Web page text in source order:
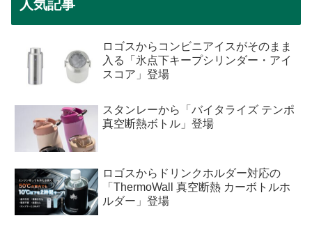
人気記事
ロゴスからコンビニアイスがそのまま
入る「氷点下キープシリンダー・アイ
スコア」登場
スタンレーから「バイタライズ テンポ
真空断熱ボトル」登場
ロゴスからドリンクホルダー対応の
「ThermoWall 真空断熱 カーボトルホ
ルダー」登場